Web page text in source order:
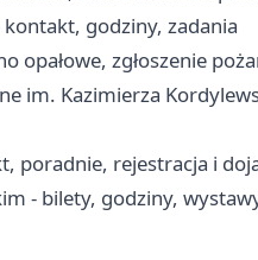
kontakt, godziny, zadania
opałowe, zgłoszenie
im. Kazimierza
poradnie, rejestracja i
- bilety, godziny,